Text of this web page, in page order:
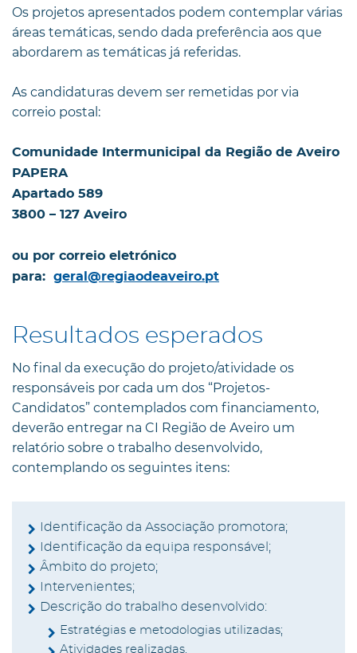
Os projetos apresentados podem contemplar várias
áreas temáticas, sendo dada preferência aos que
abordarem as temáticas já referidas.
As candidaturas devem ser remetidas por via
correio postal:
Comunidade Intermunicipal da Região de Aveiro
PAPERA
Apartado 589
3800 – 127 Aveiro
ou por correio eletrónico
para: geral@regiaodeaveiro.pt
Resultados esperados
No final da execução do projeto/atividade os
responsáveis por cada um dos “Projetos-
Candidatos” contemplados com financiamento,
deverão entregar na CI Região de Aveiro um
relatório sobre o trabalho desenvolvido,
contemplando os seguintes itens:
Identificação da Associação promotora;
Identificação da equipa responsável;
Âmbito do projeto;
Intervenientes;
Descrição do trabalho desenvolvido:
Estratégias e metodologias utilizadas;
Atividades realizadas.